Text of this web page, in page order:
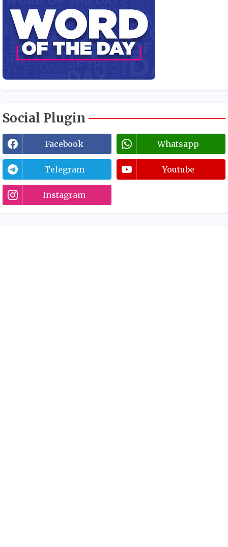
Social Plugin
Facebook Whatsapp
Telegram Youtube
Instagram